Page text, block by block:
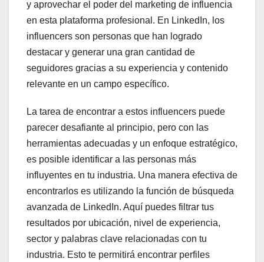
y aprovechar el poder del marketing de influencia
en esta plataforma profesional. En LinkedIn, los
influencers son personas que han logrado
destacar y generar una gran cantidad de
seguidores gracias a su experiencia y contenido
relevante en un campo específico.
La tarea de encontrar a estos influencers puede
parecer desafiante al principio, pero con las
herramientas adecuadas y un enfoque estratégico,
es posible identificar a las personas más
influyentes en tu industria. Una manera efectiva de
encontrarlos es utilizando la función de búsqueda
avanzada de LinkedIn. Aquí puedes filtrar tus
resultados por ubicación, nivel de experiencia,
sector y palabras clave relacionadas con tu
industria. Esto te permitirá encontrar perfiles